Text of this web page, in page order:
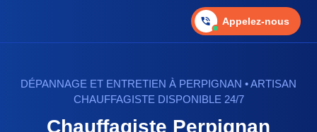
Appelez-nous
DÉPANNAGE ET ENTRETIEN À PERPIGNAN • ARTISAN
CHAUFFAGISTE DISPONIBLE 24/7
Chauffagiste Perpignan